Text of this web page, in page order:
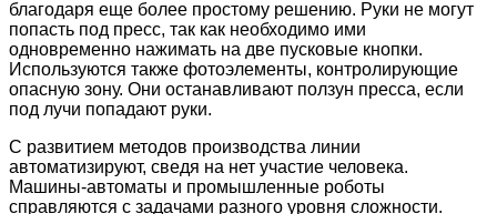
благодаря еще более простому решению. Руки не могут
попасть под пресс, так как необходимо ими
одновременно нажимать на две пусковые кнопки.
Используются также фотоэлементы, контролирующие
опасную зону. Они останавливают ползун пресса, если
под лучи попадают руки.
С развитием методов производства линии
автоматизируют, сведя на нет участие человека.
Машины-автоматы и промышленные роботы
справляются с задачами разного уровня сложности.